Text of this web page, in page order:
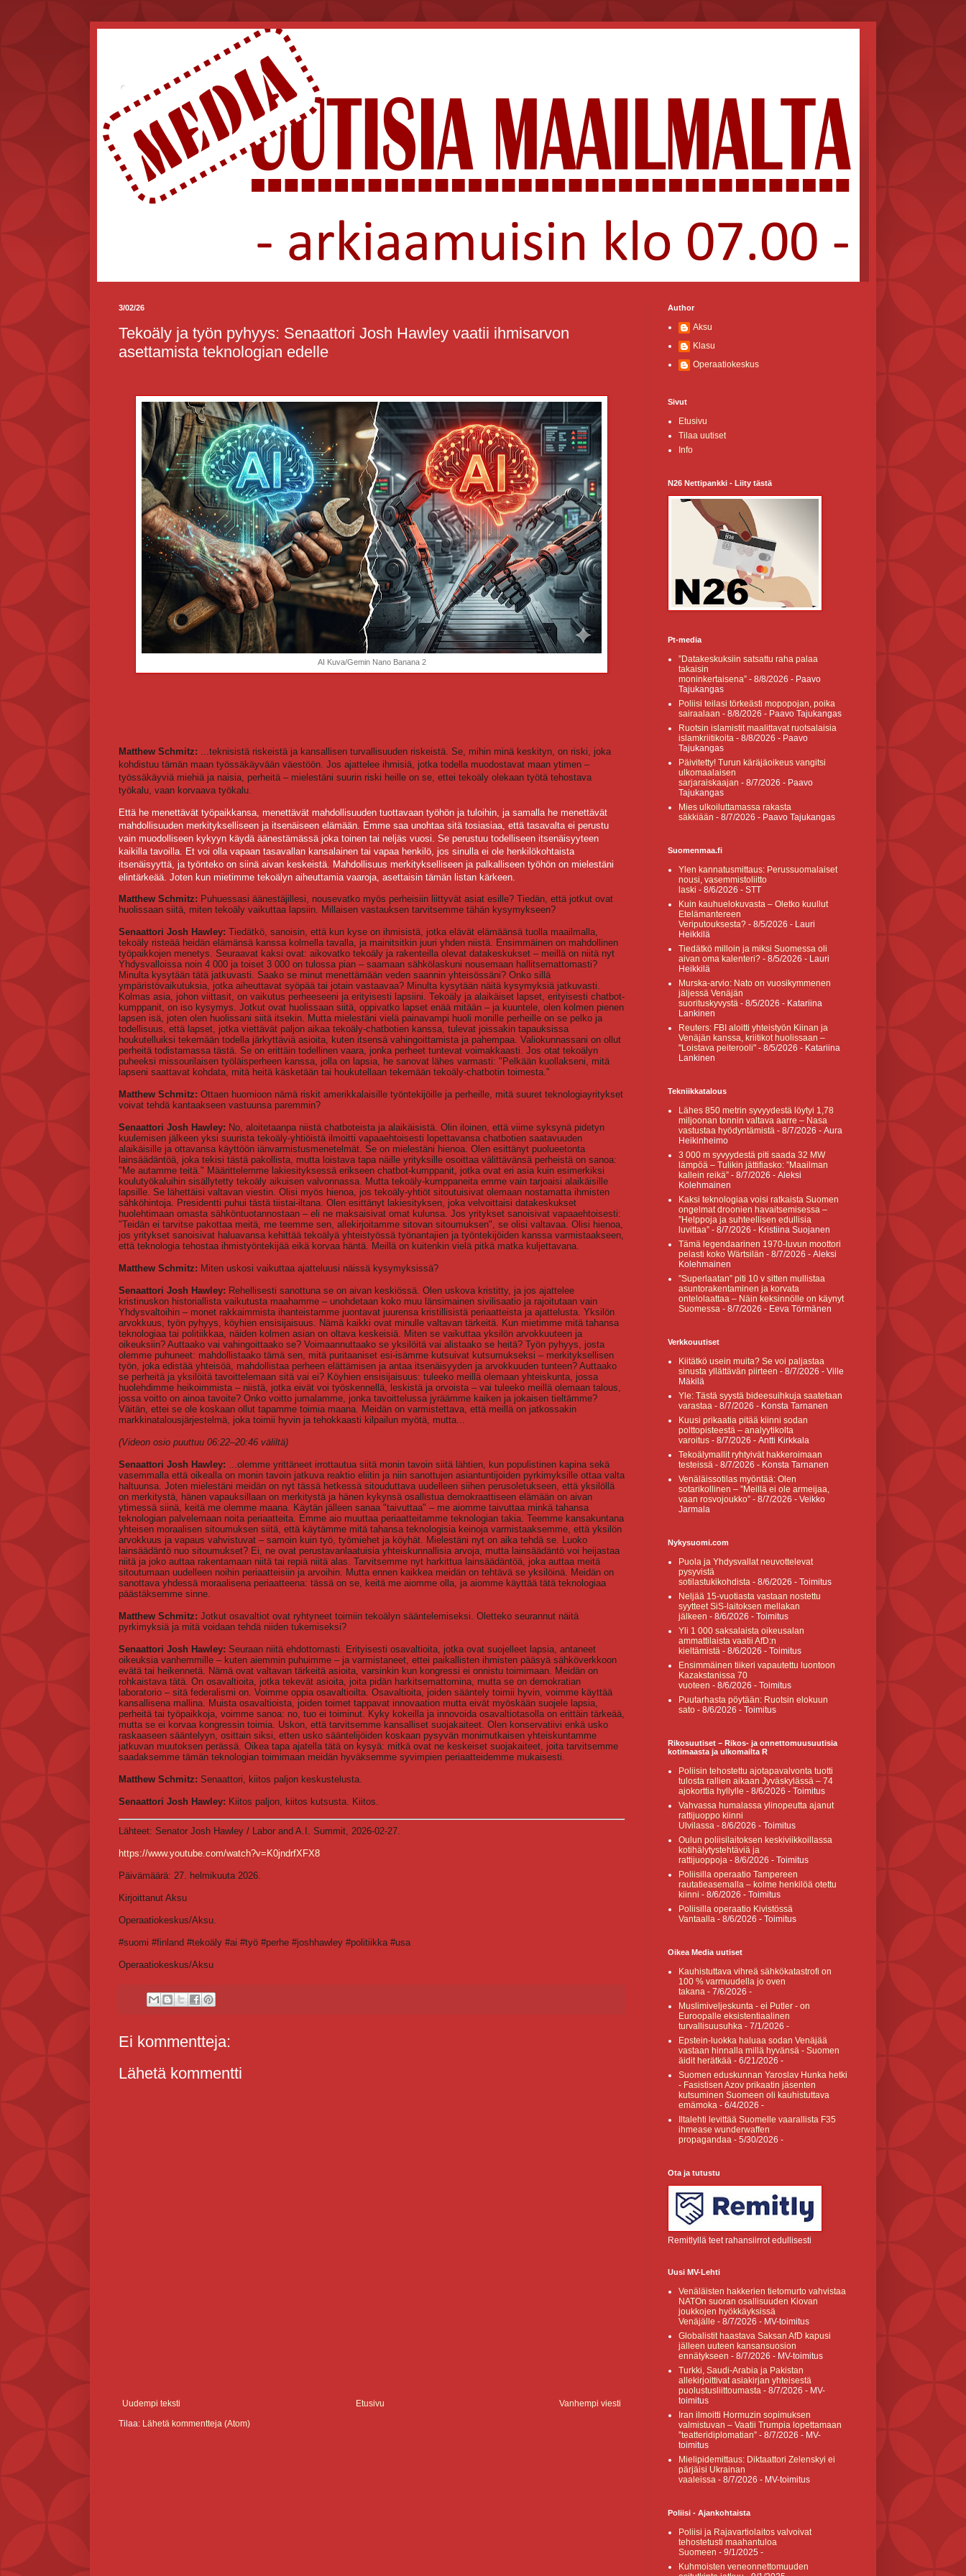
.
3/02/26
Tekoäly ja työn pyhyys: Senaattori Josh Hawley vaatii ihmisarvon
asettamista teknologian edelle
AI Kuva/Gemin Nano Banana 2
Matthew Schmitz: ...teknisistä riskeistä ja kansallisen turvallisuuden riskeistä. Se, mihin minä keskityn, on riski, joka
kohdistuu tämän maan työssäkäyvään väestöön. Jos ajattelee ihmisiä, jotka todella muodostavat maan ytimen –
työssäkäyviä miehiä ja naisia, perheitä – mielestäni suurin riski heille on se, ettei tekoäly olekaan työtä tehostava
työkalu, vaan korvaava työkalu.
Että he menettävät työpaikkansa, menettävät mahdollisuuden tuottavaan työhön ja tuloihin, ja samalla he menettävät
mahdollisuuden merkitykselliseen ja itsenäiseen elämään. Emme saa unohtaa sitä tosiasiaa, että tasavalta ei perustu
vain muodolliseen kykyyn käydä äänestämässä joka toinen tai neljäs vuosi. Se perustuu todelliseen itsenäisyyteen
kaikilla tavoilla. Et voi olla vapaan tasavallan kansalainen tai vapaa henkilö, jos sinulla ei ole henkilökohtaista
itsenäisyyttä, ja työnteko on siinä aivan keskeistä. Mahdollisuus merkitykselliseen ja palkalliseen työhön on mielestäni
elintärkeää. Joten kun mietimme tekoälyn aiheuttamia vaaroja, asettaisin tämän listan kärkeen.
Matthew Schmitz: Puhuessasi äänestäjillesi, nousevatko myös perheisiin liittyvät asiat esille? Tiedän, että jotkut ovat
huolissaan siitä, miten tekoäly vaikuttaa lapsiin. Millaisen vastauksen tarvitsemme tähän kysymykseen?
Senaattori Josh Hawley: Tiedätkö, sanoisin, että kun kyse on ihmisistä, jotka elävät elämäänsä tuolla maailmalla,
tekoäly risteää heidän elämänsä kanssa kolmella tavalla, ja mainitsitkin juuri yhden niistä. Ensimmäinen on mahdollinen
työpaikkojen menetys. Seuraavat kaksi ovat: aikovatko tekoäly ja rakenteilla olevat datakeskukset – meillä on niitä nyt
Yhdysvalloissa noin 4 000 ja toiset 3 000 on tulossa pian – saamaan sähkölaskuni nousemaan hallitsemattomasti?
Minulta kysytään tätä jatkuvasti. Saako se minut menettämään veden saannin yhteisössäni? Onko sillä
ympäristövaikutuksia, jotka aiheuttavat syöpää tai jotain vastaavaa? Minulta kysytään näitä kysymyksiä jatkuvasti.
Kolmas asia, johon viittasit, on vaikutus perheeseeni ja erityisesti lapsiini. Tekoäly ja alaikäiset lapset, erityisesti chatbot-
kumppanit, on iso kysymys. Jotkut ovat huolissaan siitä, oppivatko lapset enää mitään – ja kuuntele, olen kolmen pienen
lapsen isä, joten olen huolissani siitä itsekin. Mutta mielestäni vielä painavampi huoli monille perheille on se pelko ja
todellisuus, että lapset, jotka viettävät paljon aikaa tekoäly-chatbotien kanssa, tulevat joissakin tapauksissa
houkutelluiksi tekemään todella järkyttäviä asioita, kuten itsensä vahingoittamista ja pahempaa. Valiokunnassani on ollut
perheitä todistamassa tästä. Se on erittäin todellinen vaara, jonka perheet tuntevat voimakkaasti. Jos otat tekoälyn
puheeksi missourilaisen työläisperheen kanssa, jolla on lapsia, he sanovat lähes varmasti: "Pelkään kuollakseni, mitä
lapseni saattavat kohdata, mitä heitä käsketään tai houkutellaan tekemään tekoäly-chatbotin toimesta."
Matthew Schmitz: Ottaen huomioon nämä riskit amerikkalaisille työntekijöille ja perheille, mitä suuret teknologiayritykset
voivat tehdä kantaakseen vastuunsa paremmin?
Senaattori Josh Hawley: No, aloitetaanpa niistä chatboteista ja alaikäisistä. Olin iloinen, että viime syksynä pidetyn
kuulemisen jälkeen yksi suurista tekoäly-yhtiöistä ilmoitti vapaaehtoisesti lopettavansa chatbotien saatavuuden
alaikäisille ja ottavansa käyttöön iänvarmistusmenetelmät. Se on mielestäni hienoa. Olen esittänyt puolueetonta
lainsäädäntöä, joka tekisi tästä pakollista, mutta loistava tapa näille yrityksille osoittaa välittävänsä perheistä on sanoa:
"Me autamme teitä." Määrittelemme lakiesityksessä erikseen chatbot-kumppanit, jotka ovat eri asia kuin esimerkiksi
koulutyökaluihin sisällytetty tekoäly aikuisen valvonnassa. Mutta tekoäly-kumppaneita emme vain tarjoaisi alaikäisille
lapsille. Se lähettäisi valtavan viestin. Olisi myös hienoa, jos tekoäly-yhtiöt sitoutuisivat olemaan nostamatta ihmisten
sähköhintoja. Presidentti puhui tästä tiistai-iltana. Olen esittänyt lakiesityksen, joka velvoittaisi datakeskukset
huolehtimaan omasta sähköntuotannostaan – eli ne maksaisivat omat kulunsa. Jos yritykset sanoisivat vapaaehtoisesti:
"Teidän ei tarvitse pakottaa meitä, me teemme sen, allekirjoitamme sitovan sitoumuksen", se olisi valtavaa. Olisi hienoa,
jos yritykset sanoisivat haluavansa kehittää tekoälyä yhteistyössä työnantajien ja työntekijöiden kanssa varmistaakseen,
että teknologia tehostaa ihmistyöntekijää eikä korvaa häntä. Meillä on kuitenkin vielä pitkä matka kuljettavana.
Matthew Schmitz: Miten uskosi vaikuttaa ajatteluusi näissä kysymyksissä?
Senaattori Josh Hawley: Rehellisesti sanottuna se on aivan keskiössä. Olen uskova kristitty, ja jos ajattelee
kristinuskon historiallista vaikutusta maahamme – unohdetaan koko muu länsimainen sivilisaatio ja rajoitutaan vain
Yhdysvaltoihin – monet rakkaimmista ihanteistamme juontavat juurensa kristillisistä periaatteista ja ajattelusta. Yksilön
arvokkuus, työn pyhyys, köyhien ensisijaisuus. Nämä kaikki ovat minulle valtavan tärkeitä. Kun mietimme mitä tahansa
teknologiaa tai politiikkaa, näiden kolmen asian on oltava keskeisiä. Miten se vaikuttaa yksilön arvokkuuteen ja
oikeuksiin? Auttaako vai vahingoittaako se? Voimaannuttaako se yksilöitä vai alistaako se heitä? Työn pyhyys, josta
olemme puhuneet: mahdollistaako tämä sen, mitä puritaaniset esi-isämme kutsuivat kutsumukseksi – merkityksellisen
työn, joka edistää yhteisöä, mahdollistaa perheen elättämisen ja antaa itsenäisyyden ja arvokkuuden tunteen? Auttaako
se perheitä ja yksilöitä tavoittelemaan sitä vai ei? Köyhien ensisijaisuus: tuleeko meillä olemaan yhteiskunta, jossa
huolehdimme heikoimmista – niistä, jotka eivät voi työskennellä, leskistä ja orvoista – vai tuleeko meillä olemaan talous,
jossa voitto on ainoa tavoite? Onko voitto jumalamme, jonka tavoittelussa jyräämme kaiken ja jokaisen tieltämme?
Väitän, ettei se ole koskaan ollut tapamme toimia maana. Meidän on varmistettava, että meillä on jatkossakin
markkinatalousjärjestelmä, joka toimii hyvin ja tehokkaasti kilpailun myötä, mutta...
(Videon osio puuttuu 06:22–20:46 väliltä)
Senaattori Josh Hawley: ...olemme yrittäneet irrottautua siitä monin tavoin siitä lähtien, kun populistinen kapina sekä
vasemmalla että oikealla on monin tavoin jatkuva reaktio eliitin ja niin sanottujen asiantuntijoiden pyrkimyksille ottaa valta
haltuunsa. Joten mielestäni meidän on nyt tässä hetkessä sitouduttava uudelleen siihen perusoletukseen, että yksilöllä
on merkitystä, hänen vapauksillaan on merkitystä ja hänen kykynsä osallistua demokraattiseen elämään on aivan
ytimessä siinä, keitä me olemme maana. Käytän jälleen sanaa "taivuttaa" – me aiomme taivuttaa minkä tahansa
teknologian palvelemaan noita periaatteita. Emme aio muuttaa periaatteitamme teknologian takia. Teemme kansakuntana
yhteisen moraalisen sitoumuksen siitä, että käytämme mitä tahansa teknologisia keinoja varmistaaksemme, että yksilön
arvokkuus ja vapaus vahvistuvat – samoin kuin työ, työmiehet ja köyhät. Mielestäni nyt on aika tehdä se. Luoko
lainsäädäntö nuo sitoumukset? Ei, ne ovat perustavanlaatuisia yhteiskunnallisia arvoja, mutta lainsäädäntö voi heijastaa
niitä ja joko auttaa rakentamaan niitä tai repiä niitä alas. Tarvitsemme nyt harkittua lainsäädäntöä, joka auttaa meitä
sitoutumaan uudelleen noihin periaatteisiin ja arvoihin. Mutta ennen kaikkea meidän on tehtävä se yksilöinä. Meidän on
sanottava yhdessä moraalisena periaatteena: tässä on se, keitä me aiomme olla, ja aiomme käyttää tätä teknologiaa
päästäksemme sinne.
Matthew Schmitz: Jotkut osavaltiot ovat ryhtyneet toimiin tekoälyn sääntelemiseksi. Oletteko seurannut näitä
pyrkimyksiä ja mitä voidaan tehdä niiden tukemiseksi?
Senaattori Josh Hawley: Seuraan niitä ehdottomasti. Erityisesti osavaltioita, jotka ovat suojelleet lapsia, antaneet
oikeuksia vanhemmille – kuten aiemmin puhuimme – ja varmistaneet, ettei paikallisten ihmisten pääsyä sähköverkkoon
evätä tai heikennetä. Nämä ovat valtavan tärkeitä asioita, varsinkin kun kongressi ei onnistu toimimaan. Meidän on
rohkaistava tätä. On osavaltioita, jotka tekevät asioita, joita pidän harkitsemattomina, mutta se on demokratian
laboratorio – sitä federalismi on. Voimme oppia osavaltioilta. Osavaltioita, joiden sääntely toimii hyvin, voimme käyttää
kansallisena mallina. Muista osavaltioista, joiden toimet tappavat innovaation mutta eivät myöskään suojele lapsia,
perheitä tai työpaikkoja, voimme sanoa: no, tuo ei toiminut. Kyky kokeilla ja innovoida osavaltiotasolla on erittäin tärkeää,
mutta se ei korvaa kongressin toimia. Uskon, että tarvitsemme kansalliset suojakaiteet. Olen konservatiivi enkä usko
raskaaseen sääntelyyn, osittain siksi, etten usko sääntelijöiden koskaan pysyvän monimutkaisen yhteiskuntamme
jatkuvan muutoksen perässä. Oikea tapa ajatella tätä on kysyä: mitkä ovat ne keskeiset suojakaiteet, joita tarvitsemme
saadaksemme tämän teknologian toimimaan meidän hyväksemme syvimpien periaatteidemme mukaisesti.
Matthew Schmitz: Senaattori, kiitos paljon keskustelusta.
Senaattori Josh Hawley: Kiitos paljon, kiitos kutsusta. Kiitos.
Lähteet: Senator Josh Hawley / Labor and A.I. Summit, 2026-02-27.
https://www.youtube.com/watch?v=K0jndrfXFX8
Päivämäärä: 27. helmikuuta 2026.
Kirjoittanut Aksu
Operaatiokeskus/Aksu.
#suomi #finland #tekoäly #ai #työ #perhe #joshhawley #politiikka #usa
Operaatiokeskus/Aksu
Ei kommentteja:
Lähetä kommentti
Uudempi teksti Vanhempi viesti
Etusivu
Tilaa: Lähetä kommentteja (Atom)
Author
Aksu
Klasu
Operaatiokeskus
Sivut
Etusivu
Tilaa uutiset
Info
N26 Nettipankki - Liity tästä
Pt-media
”Datakeskuksiin satsattu raha palaa
takaisin
moninkertaisena” - 8/8/2026 - Paavo
Tajukangas
Poliisi teilasi törkeästi mopopojan, poika
sairaalaan - 8/8/2026 - Paavo Tajukangas
Ruotsin islamistit maalittavat ruotsalaisia
islamkriitikoita - 8/8/2026 - Paavo
Tajukangas
Päivitetty! Turun käräjäoikeus vangitsi
ulkomaalaisen
sarjaraiskaajan - 8/7/2026 - Paavo
Tajukangas
Mies ulkoiluttamassa rakasta
säkkiään - 8/7/2026 - Paavo Tajukangas
Suomenmaa.fi
Ylen kannatusmittaus: Perussuomalaiset
nousi, vasemmistoliitto
laski - 8/6/2026 - STT
Kuin kauhuelokuvasta – Oletko kuullut
Etelämantereen
Veriputouksesta? - 8/5/2026 - Lauri
Heikkilä
Tiedätkö milloin ja miksi Suomessa oli
aivan oma kalenteri? - 8/5/2026 - Lauri
Heikkilä
Murska-arvio: Nato on vuosikymmenen
jäljessä Venäjän
suorituskyvystä - 8/5/2026 - Katariina
Lankinen
Reuters: FBI aloitti yhteistyön Kiinan ja
Venäjän kanssa, kriitikot huolissaan –
"Loistava peiterooli" - 8/5/2026 - Katariina
Lankinen
Tekniikkatalous
Lähes 850 metrin syvyydestä löytyi 1,78
miljoonan tonnin valtava aarre – Nasa
vastustaa hyödyntämistä - 8/7/2026 - Aura
Heikinheimo
3 000 m syvyydestä piti saada 32 MW
lämpöä – Tulikin jättifiasko: ”Maailman
kallein reikä” - 8/7/2026 - Aleksi
Kolehmainen
Kaksi teknologiaa voisi ratkaista Suomen
ongelmat droonien havaitsemisessa –
”Helppoja ja suhteellisen edullisia
luvittaa” - 8/7/2026 - Kristiina Suojanen
Tämä legendaarinen 1970-luvun moottori
pelasti koko Wärtsilän - 8/7/2026 - Aleksi
Kolehmainen
”Superlaatan” piti 10 v sitten mullistaa
asuntorakentaminen ja korvata
ontelolaattaa – Näin keksinnölle on käynyt
Suomessa - 8/7/2026 - Eeva Törmänen
Verkkouutiset
Kiitätkö usein muita? Se voi paljastaa
sinusta yllättävän piirteen - 8/7/2026 - Ville
Mäkilä
Yle: Tästä syystä bideesuihkuja saatetaan
varastaa - 8/7/2026 - Konsta Tarnanen
Kuusi prikaatia pitää kiinni sodan
polttopisteestä – analyytikolta
varoitus - 8/7/2026 - Antti Kirkkala
Tekoälymallit ryhtyivät hakkeroimaan
testeissä - 8/7/2026 - Konsta Tarnanen
Venäläissotilas myöntää: Olen
sotarikollinen – ”Meillä ei ole armeijaa,
vaan rosvojoukko” - 8/7/2026 - Veikko
Jarmala
Nykysuomi.com
Puola ja Yhdysvallat neuvottelevat
pysyvistä
sotilastukikohdista - 8/6/2026 - Toimitus
Neljää 15-vuotiasta vastaan nostettu
syytteet SiS-laitoksen mellakan
jälkeen - 8/6/2026 - Toimitus
Yli 1 000 saksalaista oikeusalan
ammattilaista vaatii AfD:n
kieltämistä - 8/6/2026 - Toimitus
Ensimmäinen tiikeri vapautettu luontoon
Kazakstanissa 70
vuoteen - 8/6/2026 - Toimitus
Puutarhasta pöytään: Ruotsin elokuun
sato - 8/6/2026 - Toimitus
Rikosuutiset – Rikos- ja onnettomuusuutisia
kotimaasta ja ulkomailta R
Poliisin tehostettu ajotapavalvonta tuotti
tulosta rallien aikaan Jyväskylässä – 74
ajokorttia hyllylle - 8/6/2026 - Toimitus
Vahvassa humalassa ylinopeutta ajanut
rattijuoppo kiinni
Ulvilassa - 8/6/2026 - Toimitus
Oulun poliisilaitoksen keskiviikkoillassa
kotihälytystehtäviä ja
rattijuoppoja - 8/6/2026 - Toimitus
Poliisilla operaatio Tampereen
rautatieasemalla – kolme henkilöä otettu
kiinni - 8/6/2026 - Toimitus
Poliisilla operaatio Kivistössä
Vantaalla - 8/6/2026 - Toimitus
Oikea Media uutiset
Kauhistuttava vihreä sähkökatastrofi on
100 % varmuudella jo oven
takana - 7/6/2026 -
Muslimiveljeskunta - ei Putler - on
Euroopalle eksistentiaalinen
turvallisuusuhka - 7/1/2026 -
Epstein-luokka haluaa sodan Venäjää
vastaan hinnalla millä hyvänsä - Suomen
äidit herätkää - 6/21/2026 -
Suomen eduskunnan Yaroslav Hunka hetki
- Fasistisen Azov prikaatin jäsenten
kutsuminen Suomeen oli kauhistuttava
emämoka - 6/4/2026 -
Iltalehti levittää Suomelle vaarallista F35
ihmease wunderwaffen
propagandaa - 5/30/2026 -
Ota ja tutustu
Remitlyllä teet rahansiirrot edullisesti
Uusi MV-Lehti
Venäläisten hakkerien tietomurto vahvistaa
NATOn suoran osallisuuden Kiovan
joukkojen hyökkäyksissä
Venäjälle - 8/7/2026 - MV-toimitus
Globalistit haastava Saksan AfD kapusi
jälleen uuteen kansansuosion
ennätykseen - 8/7/2026 - MV-toimitus
Turkki, Saudi-Arabia ja Pakistan
allekirjoittivat asiakirjan yhteisestä
puolustusliittoumasta - 8/7/2026 - MV-
toimitus
Iran ilmoitti Hormuzin sopimuksen
valmistuvan – Vaatii Trumpia lopettamaan
”teatteridiplomatian” - 8/7/2026 - MV-
toimitus
Mielipidemittaus: Diktaattori Zelenskyi ei
pärjäisi Ukrainan
vaaleissa - 8/7/2026 - MV-toimitus
Poliisi - Ajankohtaista
Poliisi ja Rajavartiolaitos valvoivat
tehostetusti maahantuloa
Suomeen - 9/1/2025 -
Kuhmoisten veneonnettomuuden